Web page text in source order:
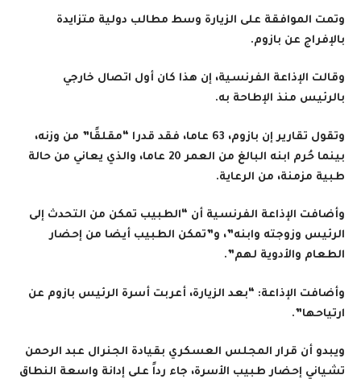
وتمت الموافقة على الزيارة وسط مطالب دولية متزايدة
بالإفراج عن بازوم.
وقالت الإذاعة الفرنسية، إن هذا كان أول اتصال خارجي
بالرئيس منذ الإطاحة به.
وتقول تقارير إن بازوم، 63 عاما، فقد قدرا “مقلقًا” من وزنه،
بينما حُرم ابنه البالغ من العمر 20 عاما، والذي يعاني من حالة
طبية مزمنة، من الرعاية.
وأضافت الإذاعة الفرنسية أن “الطبيب تمكن من التحدث إلى
الرئيس وزوجته وابنه”، و”تمكن الطبيب أيضا من إحضار
الطعام والأدوية لهم”.
وأضافت الإذاعة: “بعد الزيارة، أعربت أسرة الرئيس بازوم عن
ارتياحها”.
ويبدو أن قرار المجلس العسكري بقيادة الجنرال عبد الرحمن
تشياني إحضار طبيب الأسرة، جاء رداً على إدانة واسعة النطاق